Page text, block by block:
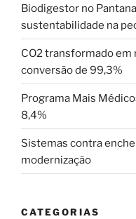
Biodigestor no
sustentabilidade na
CO2 transformado em
conversão de 99,3%
Programa Mais
8,4%
Sistemas contra
modernização
CATEGORIAS